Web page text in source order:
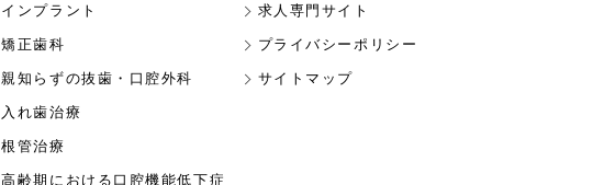
インプラント
矯正歯科
親知らずの抜歯・口腔外科
入れ歯治療
根管治療
高齢期における口腔機能低下症
求人専門サイト
プライバシーポリシー
サイトマップ